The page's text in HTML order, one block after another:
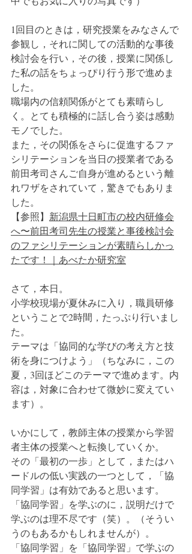
1回目のときは，研究授業をみなさんで
参観し，それに関しての活動的な事後
検討会を行い，その後，授業に関係し
た私の話をちょっぴり行う形で進めま
した。
職場内の信頼関係がとても素晴らし
く。とても積極的に話し合う姿は感動
モノでした。
また，その関係をさらに促進するファ
シリテーションを当日の授業者である
前田考司さんご自身が進めるという離
れワザをされていて，驚きでもありま
した。
【参照】 新潟県十日町市の校内研修会
へ〜前田考司先生の授業と事後検討会
のファシリテーションが素晴らしかっ
たです！｜あべたか研究室
さて，本日。
小学校現場が夏休みに入り，職員研修
ということで2時間，たっぷり行いまし
た。
テーマは「協同的な学びの考え方と技
術を身につけよう」（ちなみに，この
夏，3回ほどこのテーマで進めます。内
容は，対象に合わせて微妙に変えてい
ます）。
いかにして，教師主体の授業から学習
者主体の授業へと転換していくか。
その「最初の一歩」として，またはハ
ードルの低い実践の一つとして，「協
同学習」は有効であると思います。
「協同学習」を学ぶのに，説明だけで
学ぶのは理不尽です（笑）。（そうい
うのもあるかもしれませんが）。
「協同学習」を「協同学習」で学ぶの